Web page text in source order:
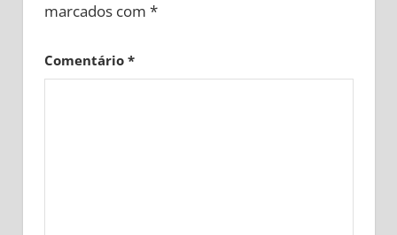
marcados com *
Comentário *